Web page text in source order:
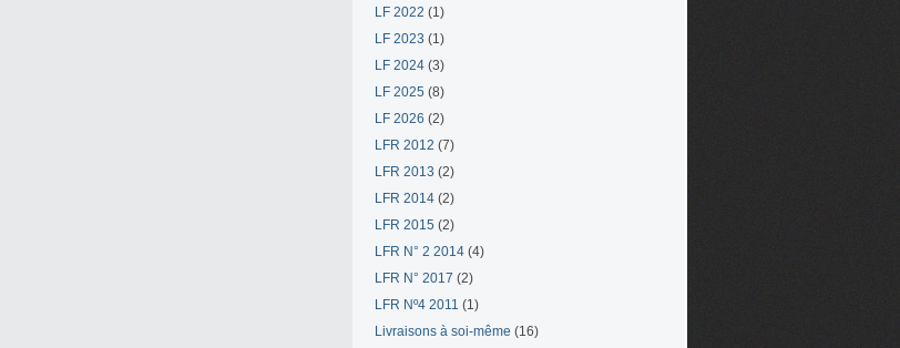
LF 2022 (1)
LF 2023 (1)
LF 2024 (3)
LF 2025 (8)
LF 2026 (2)
LFR 2012 (7)
LFR 2013 (2)
LFR 2014 (2)
LFR 2015 (2)
LFR N° 2 2014 (4)
LFR N° 2017 (2)
LFR Nº4 2011 (1)
Livraisons à soi-même (16)